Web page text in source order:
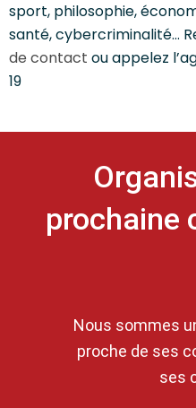
sport, philosophie,
santé, cybercriminalité…
de contact ou appelez
19
prochaine
Nous sommes
proche de ses
ses